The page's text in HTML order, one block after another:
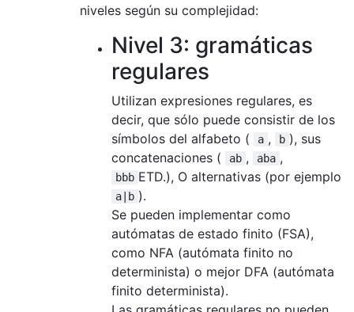
niveles según su complejidad:
Nivel 3: gramáticas
regulares
Utilizan expresiones regulares, es
decir, que sólo puede consistir de los
símbolos del alfabeto (
a , b ), sus
concatenaciones (
ab , aba ,
bbb ETD.), O alternativas (por ejemplo
a|b ).
Se pueden implementar como
autómatas de estado finito (FSA),
como NFA (autómata finito no
determinista) o mejor DFA (autómata
finito determinista).